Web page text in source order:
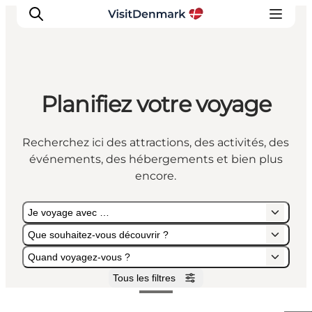
Inspirations
Destinations
Quoi faire
Planifiez votre voyage
Recherchez ici des attractions, des activités, des
événements, des hébergements et bien plus
encore.
Je voyage avec …
Que souhaitez-vous découvrir ?
Quand voyagez-vous ?
Tous les filtres